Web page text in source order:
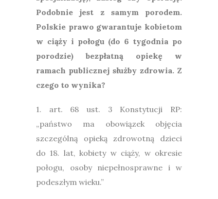
Podobnie jest z samym porodem.
Polskie prawo gwarantuje kobietom
w ciąży i połogu (do 6 tygodnia po
porodzie) bezpłatną opiekę w
ramach publicznej służby zdrowia. Z
czego to wynika?
1. art. 68 ust. 3 Konstytucji RP:
„państwo ma obowiązek objęcia
szczególną opieką zdrowotną dzieci
do 18. lat, kobiety w ciąży, w okresie
połogu, osoby niepełnosprawne i w
podeszłym wieku.”